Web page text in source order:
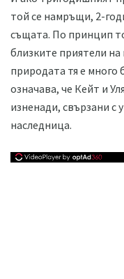
той се намръщи, 2-
същата. По принцип
близките приятели на
природата тя е много
означава, че Кейт и
изненади, свързани с
наследница.